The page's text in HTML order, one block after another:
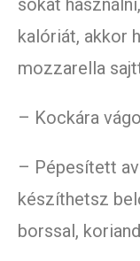
sokat
kalóriát, akkor
mozzarella
– Kockára
– Pépesített
készíthetsz
borssal,